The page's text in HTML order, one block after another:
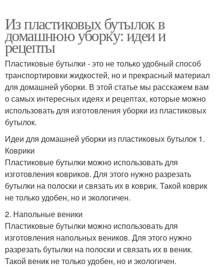
Из пластиковых бутылок в
домашнюю уборку: идеи и
рецепты
Пластиковые бутылки - это не только удобный способ
транспортировки жидкостей, но и прекрасный материал
для домашней уборки. В этой статье мы расскажем вам
о самых интересных идеях и рецептах, которые можно
использовать для изготовления уборки из пластиковых
бутылок.
Идеи для домашней уборки из пластиковых бутылок 1.
Коврики
Пластиковые бутылки можно использовать для
изготовления ковриков. Для этого нужно разрезать
бутылки на полоски и связать их в коврик. Такой коврик
не только удобен, но и экологичен.
2. Напольные веники
Пластиковые бутылки можно использовать для
изготовления напольных веников. Для этого нужно
разрезать бутылки на полоски и связать их в веник.
Такой веник не только удобен, но и экологичен.